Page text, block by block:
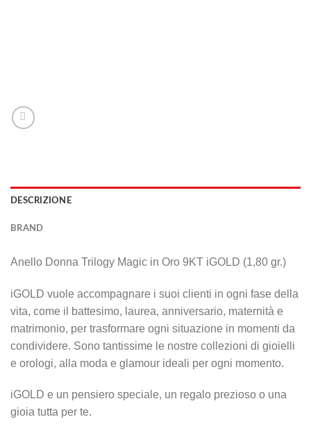
DESCRIZIONE
BRAND
Anello Donna Trilogy Magic in Oro 9KT iGOLD (1,80 gr.)
iGOLD vuole accompagnare i suoi clienti in ogni fase della
vita, come il battesimo, laurea, anniversario, maternità e
matrimonio, per trasformare ogni situazione in momenti da
condividere. Sono tantissime le nostre collezioni di gioielli
e orologi, alla moda e glamour ideali per ogni momento.
iGOLD e un pensiero speciale, un regalo prezioso o una
gioia tutta per te.